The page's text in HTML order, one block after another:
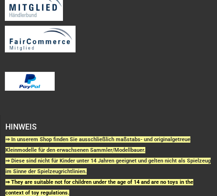
HINWEIS
⇒ In unserem Shop finden Sie ausschließlich maßstabs- und originalgetreue
Kleinmodelle für den erwachsenen Sammler/Modellbauer.
⇒ Diese sind nicht für Kinder unter 14 Jahren geeignet und gelten nicht als Spielzeug
im Sinne der Spielzeugrichtlinien.
⇒ They are suitable not for children under the age of 14 and are no toys in the
context of toy regulations.